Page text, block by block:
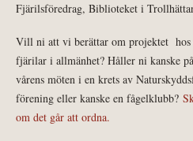
Fjärilsföredrag, Biblioteket i
Vill ni att vi berättar om projektet hos
fjärilar i allmänhet? Håller ni kanske
vårens möten i en krets av
förening eller kanske en fågelklubb?
om det går att ordna.